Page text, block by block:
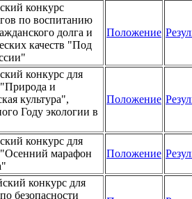
конкурс
по воспитанию
долга и
качеств "Под
Положение
конкурс для
"Природа и
культура",
Году экологии в
Положение
конкурс для
"Осенний марафон
Положение
конкурс для
безопасности